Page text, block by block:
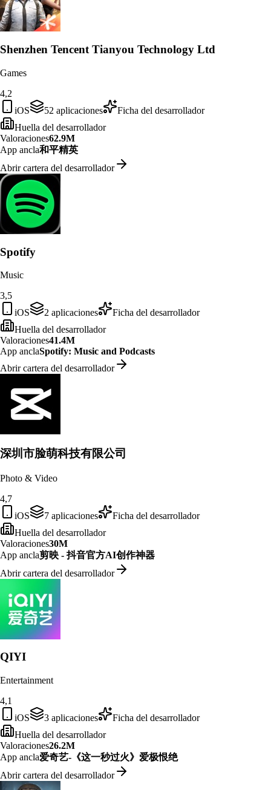
Shenzhen Tencent Tianyou Technology Ltd
Games
4,2
iOS
52 aplicaciones
Ficha del desarrollador
Huella del desarrollador
Valoraciones62.9M
App ancla和平精英
Abrir cartera del desarrollador
Spotify
Music
3,5
iOS
2 aplicaciones
Ficha del desarrollador
Huella del desarrollador
Valoraciones41.4M
App anclaSpotify: Music and Podcasts
Abrir cartera del desarrollador
深圳市脸萌科技有限公司
Photo & Video
4,7
iOS
7 aplicaciones
Ficha del desarrollador
Huella del desarrollador
Valoraciones30M
App ancla剪映 - 抖音官方AI创作神器
Abrir cartera del desarrollador
QIYI
Entertainment
4,1
iOS
3 aplicaciones
Ficha del desarrollador
Huella del desarrollador
Valoraciones26.2M
App ancla爱奇艺-《这一秒过火》爱极恨绝
Abrir cartera del desarrollador